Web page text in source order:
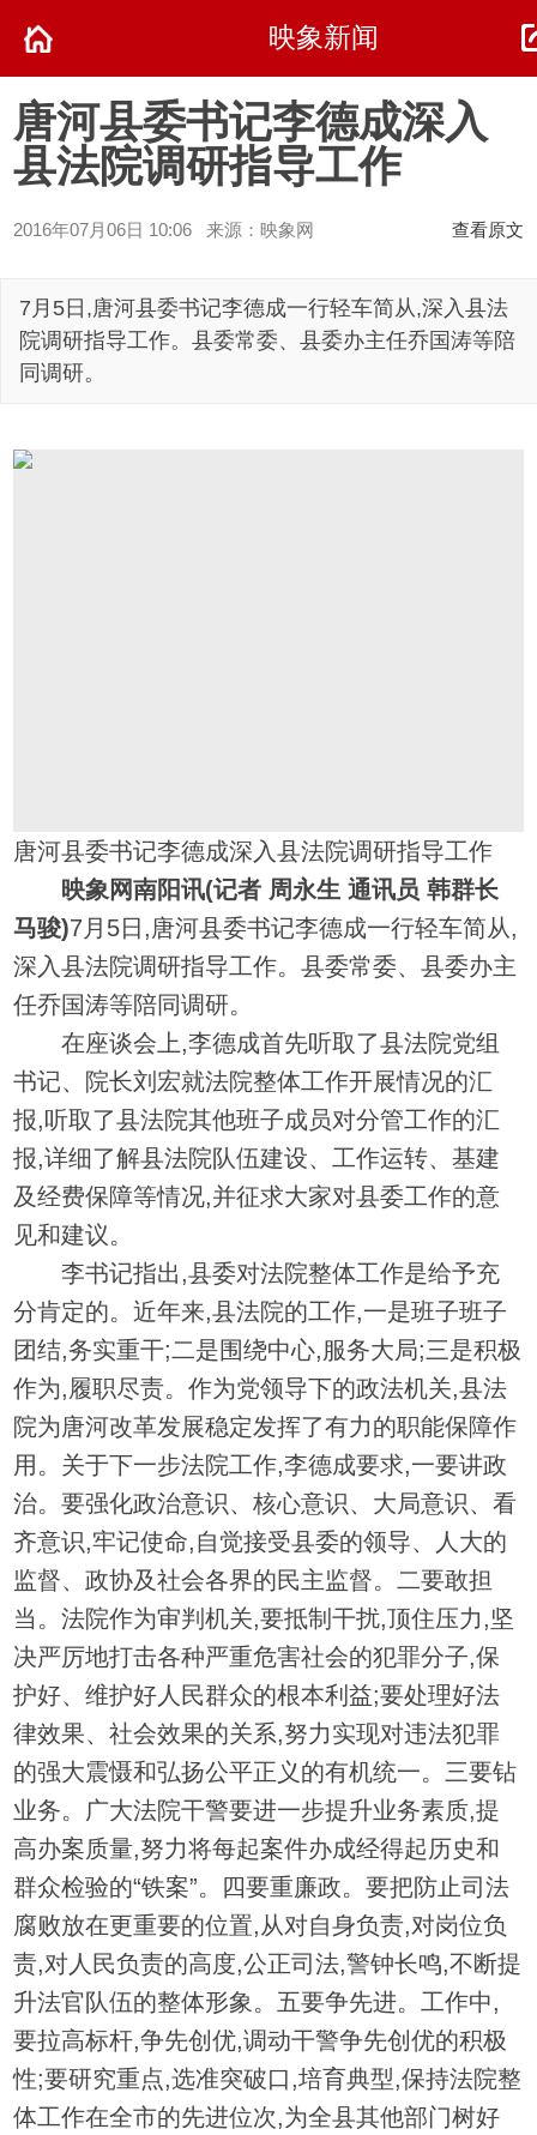
映象新闻
唐河县委书记李德成深入
县法院调研指导工作
2016年07月06日 10:06 来源：映象网 查看原文
7月5日,唐河县委书记李德成一行轻车简从,深入县法
院调研指导工作。县委常委、县委办主任乔国涛等陪
同调研。
唐河县委书记李德成深入县法院调研指导工作
映象网南阳讯(记者 周永生 通讯员 韩群长
马骏)7月5日,唐河县委书记李德成一行轻车简从,
深入县法院调研指导工作。县委常委、县委办主
任乔国涛等陪同调研。
在座谈会上,李德成首先听取了县法院党组
书记、院长刘宏就法院整体工作开展情况的汇
报,听取了县法院其他班子成员对分管工作的汇
报,详细了解县法院队伍建设、工作运转、基建
及经费保障等情况,并征求大家对县委工作的意
见和建议。
李书记指出,县委对法院整体工作是给予充
分肯定的。近年来,县法院的工作,一是班子班子
团结,务实重干;二是围绕中心,服务大局;三是积极
作为,履职尽责。作为党领导下的政法机关,县法
院为唐河改革发展稳定发挥了有力的职能保障作
用。关于下一步法院工作,李德成要求,一要讲政
治。要强化政治意识、核心意识、大局意识、看
齐意识,牢记使命,自觉接受县委的领导、人大的
监督、政协及社会各界的民主监督。二要敢担
当。法院作为审判机关,要抵制干扰,顶住压力,坚
决严厉地打击各种严重危害社会的犯罪分子,保
护好、维护好人民群众的根本利益;要处理好法
律效果、社会效果的关系,努力实现对违法犯罪
的强大震慑和弘扬公平正义的有机统一。三要钻
业务。广大法院干警要进一步提升业务素质,提
高办案质量,努力将每起案件办成经得起历史和
群众检验的“铁案”。四要重廉政。要把防止司法
腐败放在更重要的位置,从对自身负责,对岗位负
责,对人民负责的高度,公正司法,警钟长鸣,不断提
升法官队伍的整体形象。五要争先进。工作中,
要拉高标杆,争先创优,调动干警争先创优的积极
性;要研究重点,选准突破口,培育典型,保持法院整
体工作在全市的先进位次,为全县其他部门树好